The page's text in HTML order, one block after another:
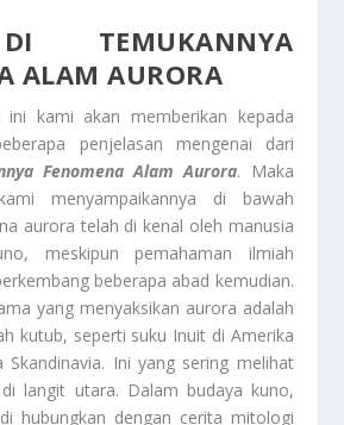
TEMUKANNYA
ALAM AURORA
ini kami akan memberikan kepada
penjelasan mengenai dari
Fenomena Alam Aurora. Maka
menyampaikannya di bawah
aurora telah di kenal oleh manusia
meskipun pemahaman ilmiah
beberapa abad kemudian.
yang menyaksikan aurora adalah
kutub, seperti suku Inuit di Amerika
Skandinavia. Ini yang sering melihat
langit utara. Dalam budaya kuno,
hubungkan dengan cerita mitologi